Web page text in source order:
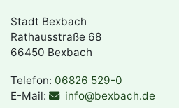
Stadt Bexbach
Rathausstraße 68
66450 Bexbach
Telefon: 06826 529-0
E-Mail:
info@bexbach.de